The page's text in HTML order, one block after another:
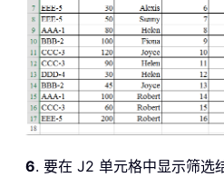
6. 要在 J2 单元格中显示筛选